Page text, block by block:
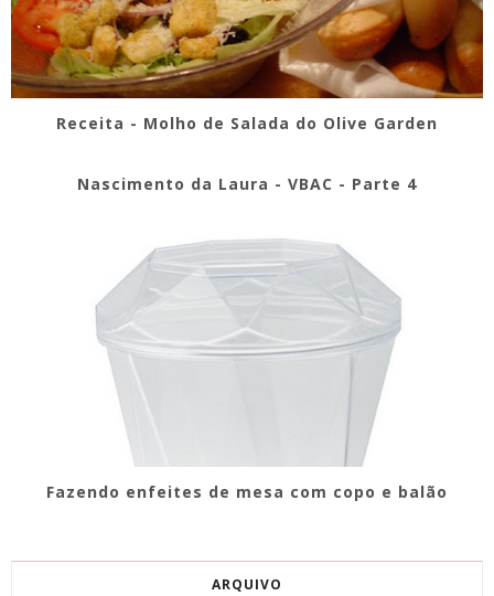
Receita - Molho de Salada do Olive Garden
Nascimento da Laura - VBAC - Parte 4
Fazendo enfeites de mesa com copo e balão
ARQUIVO